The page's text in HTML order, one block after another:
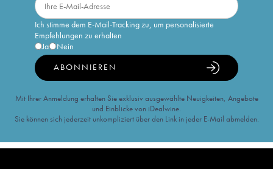
Ich stimme dem E-Mail-Tracking zu, um personalisierte
Empfehlungen zu erhalten
Ja
Nein
ABONNIEREN
Mit Ihrer Anmeldung erhalten Sie exklusiv ausgewählte Neuigkeiten, Angebote
und Einblicke von iDealwine.
Sie können sich jederzeit unkompliziert über den Link in jeder E-Mail abmelden.